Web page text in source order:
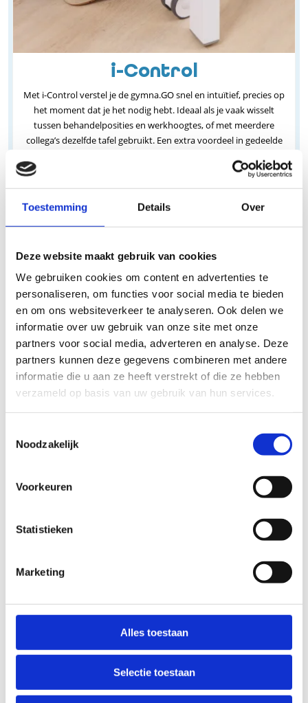
Toestemming Details Over
Deze website maakt gebruik van cookies
We gebruiken cookies om content en advertenties te
personaliseren, om functies voor social media te bieden
en om ons websiteverkeer te analyseren. Ook delen we
informatie over uw gebruik van onze site met onze
partners voor social media, adverteren en analyse. Deze
partners kunnen deze gegevens combineren met andere
informatie die u aan ze heeft verstrekt of die ze hebben
verzameld op basis van uw gebruik van hun services.
Noodzakelijk
Voorkeuren
Statistieken
Marketing
Alles toestaan
Selectie toestaan
i-Control
Met i-Control verstel je de gymna.GO snel en intuïtief, precies op
het moment dat je het nodig hebt. Ideaal als je vaak wisselt
tussen behandelposities en werkhoogtes, of met meerdere
collega’s dezelfde tafel gebruikt. Een extra voordeel in gedeelde
geïntegreerde veiligheidsschakelaar, zodat de motor
voorkomt ongewenst gebruik en houdt je workflow strak.
Ergomax gezichtskussen
Het Gymna Ergomax gezichtskussen is gemaakt voor
comfortabel en hygiënisch werken in buiklig. De ergonomische,
naadloze vorm helpt drukpunten te verminderen, waardoor
patiënten rustiger blijven liggen tijdens de behandeling. Het
desinfecteren eenvoudig maakt in een drukke praktijk of
instelling. Een slimme keuze als buiklig bij jou dagelijks voorkomt